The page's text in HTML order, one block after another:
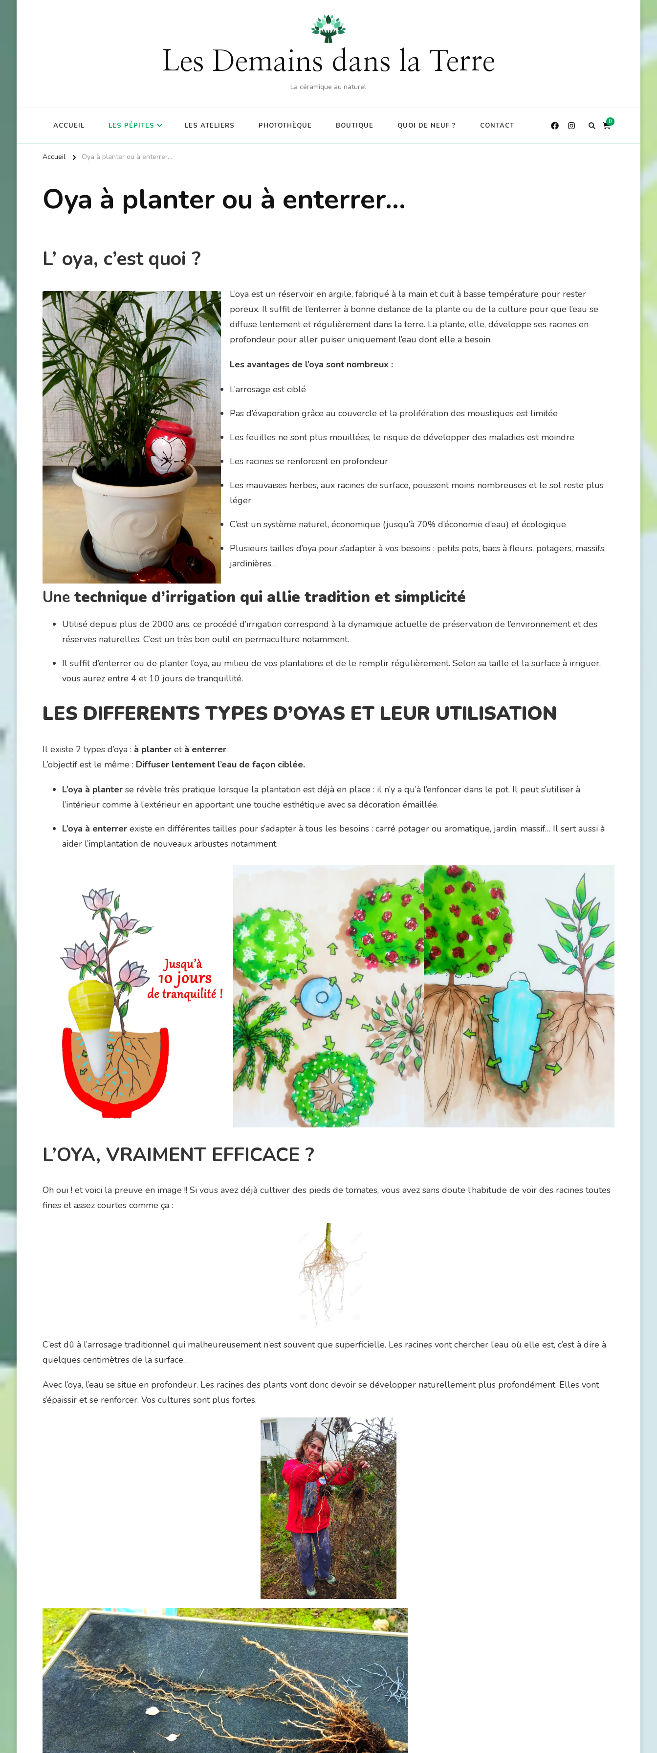
Les Demains dans la Terre
La céramique au naturel
ACCUEIL LES PÉPITES LES ATELIERS PHOTOTHÈQUE BOUTIQUE QUOI DE NEUF ? CONTACT 0
Accueil Oya à planter ou à enterrer…
Oya à planter ou à enterrer…
L’ oya, c’est quoi ?
L’oya est un réservoir en argile, fabriqué à la main et cuit à basse température pour rester
poreux. Il suffit de l’enterrer à bonne distance de la plante ou de la culture pour que l’eau se
diffuse lentement et régulièrement dans la terre. La plante, elle, développe ses racines en
profondeur pour aller puiser uniquement l’eau dont elle a besoin.
Les avantages de l’oya sont nombreux :
L’arrosage est ciblé
Pas d’évaporation grâce au couvercle et la prolifération des moustiques est limitée
Les feuilles ne sont plus mouillées, le risque de développer des maladies est moindre
Les racines se renforcent en profondeur
Les mauvaises herbes, aux racines de surface, poussent moins nombreuses et le sol reste plus
léger
C’est un système naturel, économique (jusqu’à 70% d’économie d’eau) et écologique
Plusieurs tailles d’oya pour s’adapter à vos besoins : petits pots, bacs à fleurs, potagers, massifs,
jardinières…
Unetechnique d’irrigation qui allie tradition et simplicité
Utilisé depuis plus de 2000 ans, ce procédé d’irrigation correspond à la dynamique actuelle de préservation de l’environnement et des
réserves naturelles. C’est un très bon outil en permaculture notamment.
Il suffit d’enterrer ou de planter l’oya, au milieu de vos plantations et de le remplir régulièrement. Selon sa taille et la surface à irriguer,
vous aurez entre 4 et 10 jours de tranquillité.
LES DIFFERENTS TYPES D’OYAS ET LEUR UTILISATION
Il existe 2 types d’oya : à planteret à enterrer.
L’objectif est le même : Diffuser lentement l’eau de façon ciblée.
L’oya à planterse révèle très pratique lorsque la plantation est déjà en place : il n’y a qu’à l’enfoncer dans le pot. Il peut s’utiliser à
l’intérieur comme à l’extérieur en apportant une touche esthétique avec sa décoration émaillée.
L’oya à enterrerexiste en différentes tailles pour s’adapter à tous les besoins : carré potager ou aromatique, jardin, massif… Il sert aussi à
aider l’implantation de nouveaux arbustes notamment.
L’OYA, VRAIMENT EFFICACE ?
Oh oui ! et voici la preuve en image !! Si vous avez déjà cultiver des pieds de tomates, vous avez sans doute l’habitude de voir des racines toutes
fines et assez courtes comme ça :
C’est dû à l’arrosage traditionnel qui malheureusement n’est souvent que superficielle. Les racines vont chercher l’eau où elle est, c’est à dire à
quelques centimètres de la surface…
Avec l’oya, l’eau se situe en profondeur. Les racines des plants vont donc devoir se développer naturellement plus profondément. Elles vont
s’épaissir et se renforcer. Vos cultures sont plus fortes.